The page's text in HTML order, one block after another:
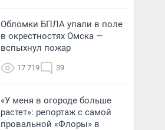
Обломки БПЛА упали в поле
в окрестностях Омска —
вспыхнул пожар
17 719 39
«У меня в огороде больше
растет»: репортаж с самой
провальной «Флоры» в